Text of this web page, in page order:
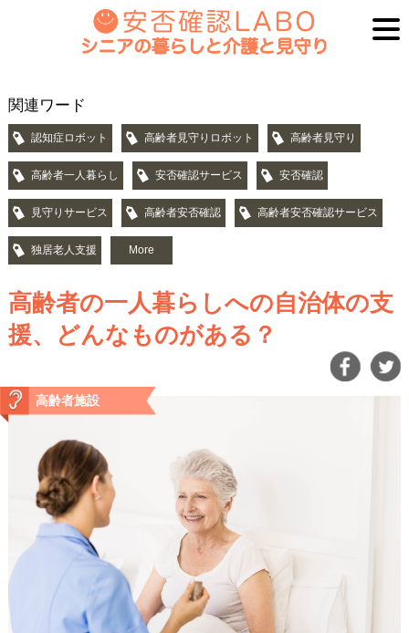
関連ワード
認知症ロボット 高齢者見守りロボット 高齢者見守り
高齢者一人暮らし 安否確認サービス 安否確認
見守りサービス 高齢者安否確認 高齢者安否確認サービス
独居老人支援 More
高齢者の一人暮らしへの自治体の支
援、どんなものがある？
高齢者施設